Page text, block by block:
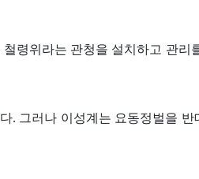
령위라는 관청을 설치하고 관리
. 그러나 이성계는 요동정벌을 반